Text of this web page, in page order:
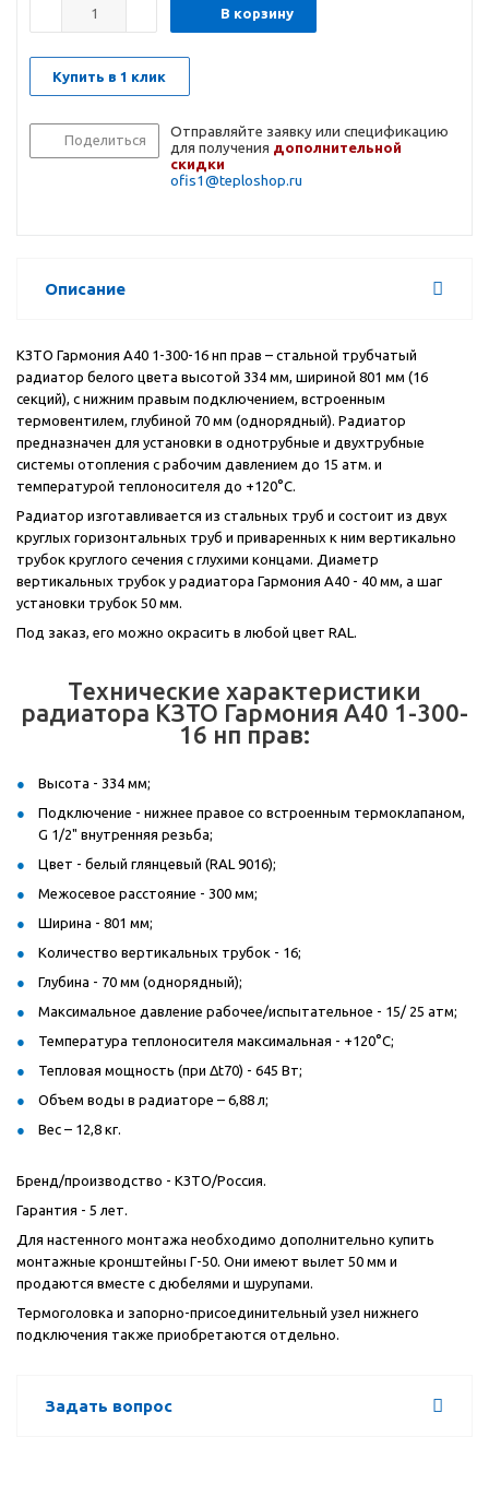
В корзину
Купить в 1 клик
Поделиться
Отправляйте заявку или спецификацию
для получения дополнительной
скидки
ofis1@teploshop.ru
Описание
КЗТО Гармония А40 1-300-16 нп прав – стальной трубчатый
радиатор белого цвета высотой 334 мм, шириной 801 мм (16
секций), с нижним правым подключением, встроенным
термовентилем, глубиной 70 мм (однорядный). Радиатор
предназначен для установки в однотрубные и двухтрубные
системы отопления с рабочим давлением до 15 атм. и
температурой теплоносителя до +120°С.
Радиатор изготавливается из стальных труб и состоит из двух
круглых горизонтальных труб и приваренных к ним вертикально
трубок круглого сечения с глухими концами. Диаметр
вертикальных трубок у радиатора Гармония А40 - 40 мм, а шаг
установки трубок 50 мм.
Под заказ, его можно окрасить в любой цвет RAL.
Технические характеристики
радиатора КЗТО Гармония А40 1-300-
16 нп прав:
Высота - 334 мм;
Подключение - нижнее правое со встроенным термоклапаном,
G 1/2" внутренняя резьба;
Цвет - белый глянцевый (RAL 9016);
Межосевое расстояние - 300 мм;
Ширина - 801 мм;
Количество вертикальных трубок - 16;
Глубина - 70 мм (однорядный);
Максимальное давление рабочее/испытательное - 15/ 25 атм;
Температура теплоносителя максимальная - +120°С;
Тепловая мощность (при Δt70) - 645 Вт;
Объем воды в радиаторе – 6,88 л;
Вес – 12,8 кг.
Бренд/производство - КЗТО/Россия.
Гарантия - 5 лет.
Для настенного монтажа необходимо дополнительно купить
монтажные кронштейны Г-50. Они имеют вылет 50 мм и
продаются вместе с дюбелями и шурупами.
Термоголовка и запорно-присоединительный узел нижнего
подключения также приобретаются отдельно.
Задать вопрос